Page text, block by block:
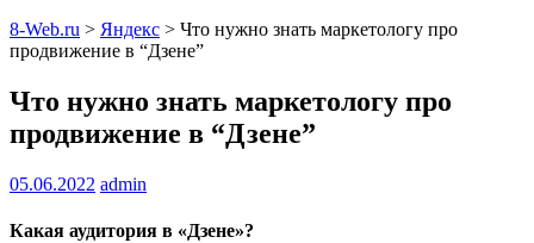
8-Web.ru > Яндекс > Что нужно знать маркетологу про
продвижение в “Дзене”
Что нужно знать маркетологу про
продвижение в “Дзене”
05.06.2022 admin
Какая аудитория в «Дзене»?